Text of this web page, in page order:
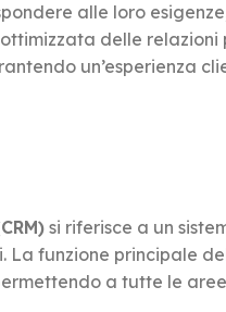
alle loro
delle
un’esperienza
si riferisce a un
La funzione principale
a tutte le